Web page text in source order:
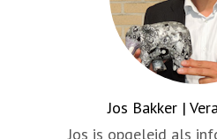
Jos Bakker |
Jos is opgeleid als